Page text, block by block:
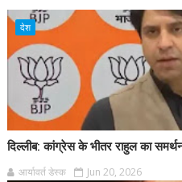
देश
दिल्लीब: कांग्रेस के भीतर राहुल का
आर्यावर्त डेस्क Jun 20, 2026